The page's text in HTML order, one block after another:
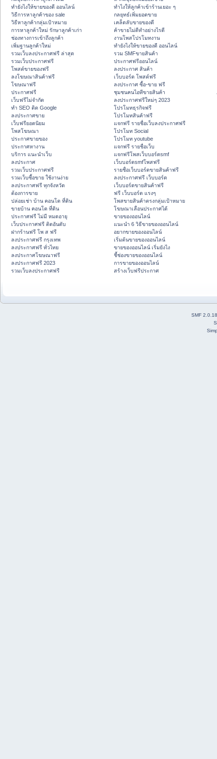
ทํายังไงให้ขายของดี ออนไลน์
วิธีการหาลูกค้าของ sale
วิธีหาลูกค้ากลุ่มเป้าหมาย
การหาลูกค้าใหม่ รักษาลูกค้าเก่า
ช่องทางการเข้าถึงลูกค้า
เพิ่มฐานลูกค้าใหม่
รวมเว็บลงประกาศฟรี ล่าสุด
รวมเว็บประกาศฟรี
โพสต์ขายของฟรี
ลงโฆษณาสินค้าฟรี
โฆษณาฟรี
ประกาศฟรี
เว็บฟรีไม่จำกัด
ทำ SEO ติด Google
ลงประกาศขาย
เว็บฟรียอดนิยม
โพสโฆษณา
ประกาศขายของ
ประกาศหางาน
บริการ แนะนำเว็บ
ลงประกาศ
รวมเว็บประกาศฟรี
รวมเว็บซื้อขาย ใช้งานง่าย
ลงประกาศฟรี ทุกจังหวัด
ต้องการขาย
ปล่อยเช่า บ้าน คอนโด ที่ดิน
ขายบ้าน คอนโด ที่ดิน
ประกาศฟรี ไม่มี หมดอายุ
เว็บประกาศฟรี ติดอันดับ
ฝากร้านฟรี โพ ส ฟรี
ลงประกาศฟรี กรุงเทพ
ลงประกาศฟรี ทั่วไทย
ลงประกาศโฆษณาฟรี
ลงประกาศฟรี 2023
รวมเว็บลงประกาศฟรี
ทําไงให้ลูกค้าเข้าร้านเยอะ ๆ
กลยุทธ์เพิ่มยอดขาย
เคล็ดลับขายของดี
ค้าขายไม่ดีทำอย่างไรดี
งานโพสโปรโมทงาน
ทํายังไงให้ขายของดี ออนไลน์
รวม SMFขายสินค้า
ประกาศฟรีออนไลน์
ลงประกาศ สินค้า
เว็บบอร์ด โพสต์ฟรี
ลงประกาศ ซื้อ-ขาย ฟรี
ชุมชนคนไอทีขายสินค้า
ลงประกาศฟรีใหม่ๆ 2023
โปรโมทธุรกิจฟรี
โปรโมทสินค้าฟรี
แจกฟรี รายชื่อเว็บลงประกาศฟรี
โปรโมท Social
โปรโมท youtube
แจกฟรี รายชื่อเว็บ
แจกฟรีโพสเว็บบอร์ดsmf
เว็บบอร์ดsmfโพสฟรี
รายชื่อเว็บบอร์ดขายสินค้าฟรี
ลงประกาศฟรี เว็บบอร์ด
เว็บบอร์ดขายสินค้าฟรี
ฟรี เว็บบอร์ด แรงๆ
โพสขายสินค้าตรงกลุ่มเป้าหมาย
โฆษณาเลื่อนประกาศได้
ขายของออนไลน์
แนะนำ 6 วิธีขายของออนไลน์
อยากขายของออนไลน์
เริ่มต้นขายของออนไลน์
ขายของออนไลน์ เริ่มยังไง
ชี้ช่องขายของออนไลน์
การขายของออนไลน์
สร้างเว็บฟรีประกาศ
SMF 2.0.18